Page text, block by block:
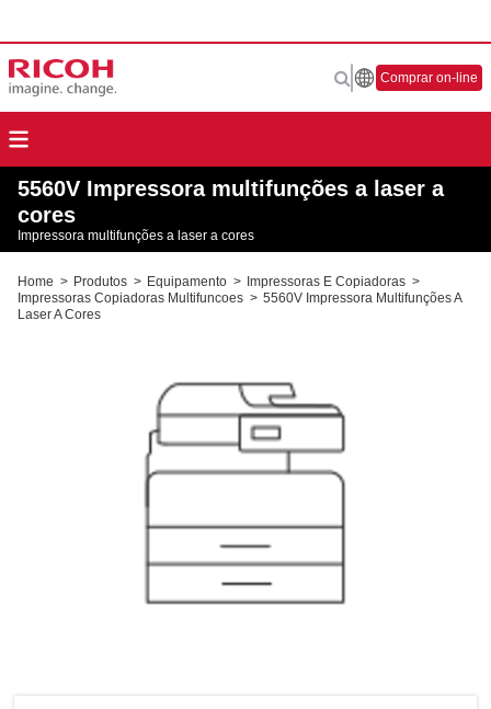
Comprar on-line
5560V Impressora multifunções a laser a
cores
Impressora multifunções a laser a cores
Home > Produtos > Equipamento > Impressoras E Copiadoras >
Impressoras Copiadoras Multifuncoes > 5560V Impressora Multifunções A
Laser A Cores